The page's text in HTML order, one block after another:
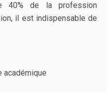
40% de la profession
il est indispensable de
académique